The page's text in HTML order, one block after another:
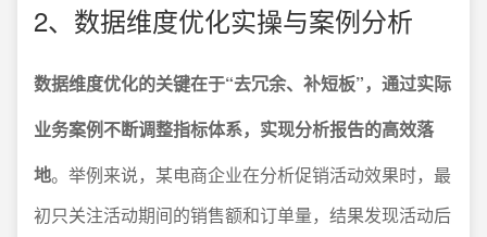
2、数据维度优化实操与案例分析
数据维度优化的关键在于“去冗余、补短板”，通过实际
业务案例不断调整指标体系，实现分析报告的高效落
地。举例来说，某电商企业在分析促销活动效果时，最
初只关注活动期间的销售额和订单量，结果发现活动后